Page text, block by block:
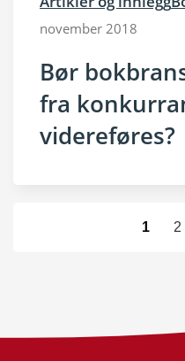
november 2018
Bør
fra
videreføres?
1 2